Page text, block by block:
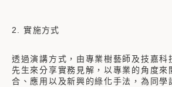
2. 實施方式
透過演講方式，由專業樹藝師及技嘉科
先生來分享實務見解，以專業的角度來
合、應用以及新興的綠化手法，為同學